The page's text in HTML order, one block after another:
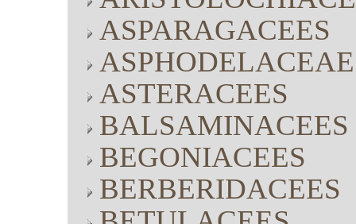
ASPARAGACEES
ASPHODELACEAE
ASTERACEES
BALSAMINACEES
BEGONIACEES
BERBERIDACEES